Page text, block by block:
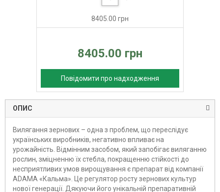
8405.00 грн
8405.00 грн
Повідомити про надходження
ОПИС
Вилягання зернових – одна з проблем, що переслідує
українських виробників, негативно впливає на
урожайність. Відмінним засобом, який запобігає виляганню
рослин, зміцненню їх стебла, покращенню стійкості до
несприятливих умов вирощування є препарат від компанії
ADAMA «Кальма». Це регулятор росту зернових культур
нової генерації. Дякуючи його унікальній препаративній